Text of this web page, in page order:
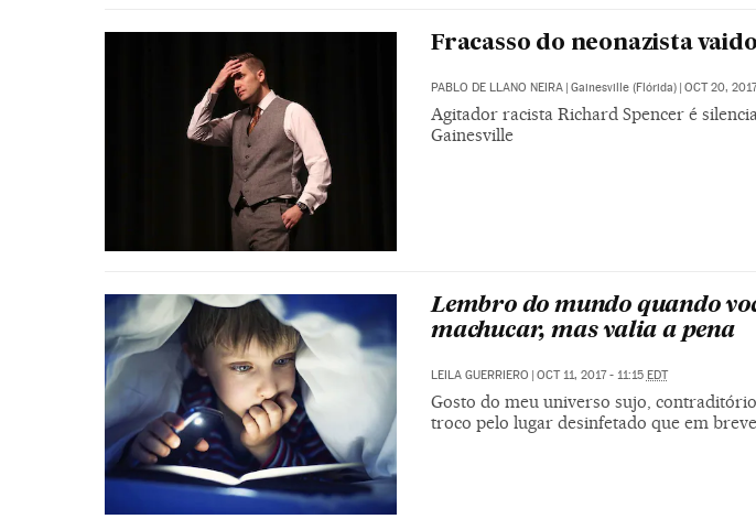
Fracasso do neonazista
PABLO DE LLANO NEIRA Gainesville (Flórida) OCT 20,
Agitador racista Richard Spencer é
Gainesville
Lembro do mundo quando
machucar, mas valia a pena
LEILA GUERRIERO | OCT 11, 2017 - 11:15 EDT
Gosto do meu universo sujo,
troco pelo lugar desinfetado que em